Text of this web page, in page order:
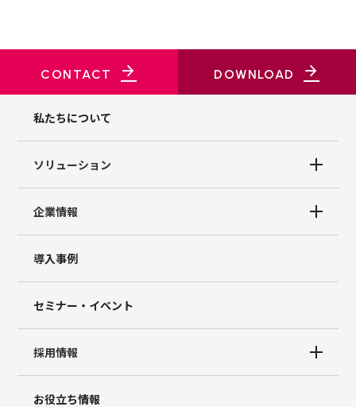
CONTACT DOWNLOAD
私たちについて
ソリューション
企業情報
導入事例
セミナー・イベント
採用情報
お役立ち情報